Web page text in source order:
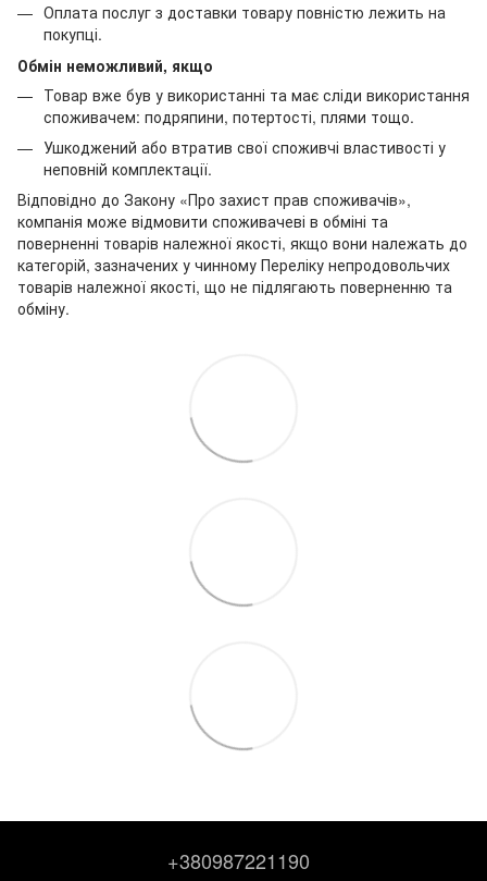
Оплата послуг з доставки товару повністю лежить на
покупці.
Обмін неможливий, якщо
Товар вже був у використанні та має сліди використання
споживачем: подряпини, потертості, плями тощо.
Ушкоджений або втратив свої споживчі властивості у
неповній комплектації.
Відповідно до Закону «Про захист прав споживачів»,
компанія може відмовити споживачеві в обміні та
поверненні товарів належної якості, якщо вони належать до
категорій, зазначених у чинному Переліку непродовольчих
товарів належної якості, що не підлягають поверненню та
обміну.
+380987221190